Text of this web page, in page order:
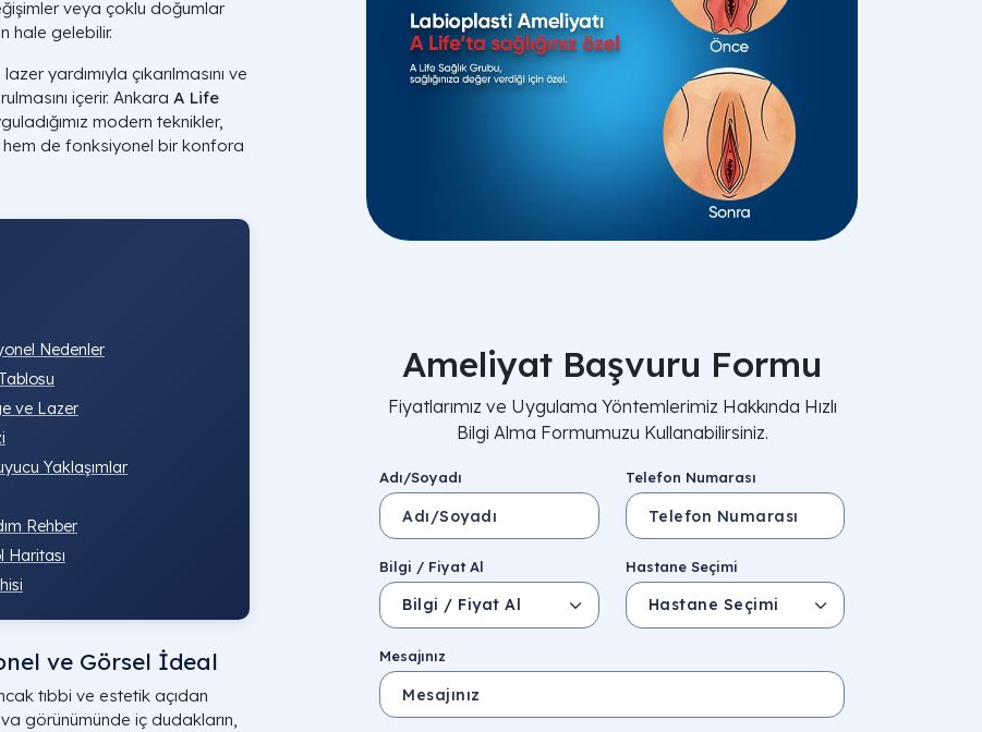
veya çoklu doğumlar
hale gelebilir.
yardımıyla çıkarılmasını ve
içerir. Ankara A Life
modern teknikler,
hem de fonksiyonel bir konfora
Nedenler
ve Lazer
Yaklaşımlar
Rehber
ve Görsel İdeal
tıbbi ve estetik açıdan
görünümünde iç dudakların,
Ameliyat Başvuru Formu
Fiyatlarımız ve Uygulama Yöntemlerimiz Hakkında Hızlı
Bilgi Alma Formumuzu Kullanabilirsiniz.
Adı/Soyadı Telefon Numarası
Bilgi / Fiyat Al Hastane Seçimi
Mesajınız